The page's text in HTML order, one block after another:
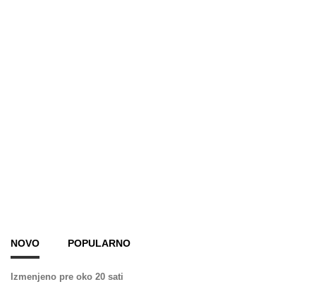
NOVO POPULARNO
Izmenjeno pre oko 20 sati